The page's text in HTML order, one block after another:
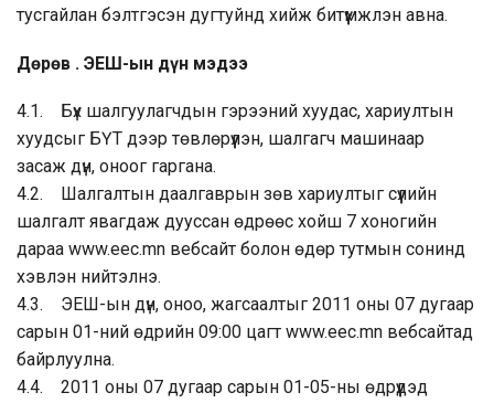
тусгайлан бэлтгэсэн дугтуйнд хийж битүүмжлэн авна.
Дөрөв . ЭЕШ-ын дүн мэдээ
4.1. Бүх шалгуулагчдын гэрээний хуудас, хариултын
хуудсыг БҮТ дээр төвлөрүүлэн, шалгагч машинаар
засаж дүн, оноог гаргана.
4.2. Шалгалтын даалгаврын зөв хариултыг сүүлийн
шалгалт явагдаж дууссан өдрөөс хойш 7 хоногийн
дараа www.eec.mn вебсайт болон өдөр тутмын сонинд
хэвлэн нийтэлнэ.
4.3. ЭЕШ-ын дүн, оноо, жагсаалтыг 2011 оны 07 дугаар
сарын 01-ний өдрийн 09:00 цагт www.eec.mn вебсайтад
байрлуулна.
4.4. 2011 оны 07 дугаар сарын 01-05-ны өдрүүдэд